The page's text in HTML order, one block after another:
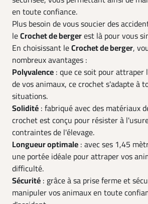
en toute confiance.
Plus besoin de vous soucier des
leCrochet de bergerest là pour vous
En choisissant leCrochet de berger,
nombreux avantages :
Polyvalence : que ce soit pour attraper
de vos animaux, ce crochet s'adapte à
situations.
Solidité : fabriqué avec des matériaux
crochet est conçu pour résister à
contraintes de l'élevage.
Longueur optimale : avec ses 1,45
une portée idéale pour attraper vos
difficulté.
Sécurité : grâce à sa prise ferme et
manipuler vos animaux en toute